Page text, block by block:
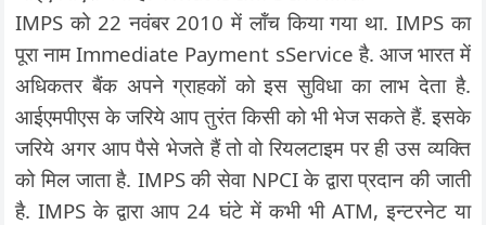
IMPS को 22 नवंबर 2010 में लॉंच किया गया था. IMPS का
पूरा नाम Immediate Payment sService है. आज भारत में
अधिकतर बैंक अपने ग्राहकों को इस सुविधा का लाभ देता है.
आईएमपीएस के जरिये आप तुरंत किसी को भी भेज सकते हैं. इसके
जरिये अगर आप पैसे भेजते हैं तो वो रियलटाइम पर ही उस व्यक्ति
को मिल जाता है. IMPS की सेवा NPCI के द्वारा प्रदान की जाती
है. IMPS के द्वारा आप 24 घंटे में कभी भी ATM, इन्टरनेट या